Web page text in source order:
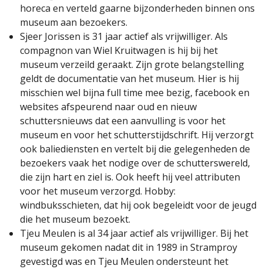
horeca en verteld gaarne bijzonderheden binnen ons
museum aan bezoekers.
Sjeer Jorissen is 31 jaar actief als vrijwilliger. Als
compagnon van Wiel Kruitwagen is hij bij het
museum verzeild geraakt. Zijn grote belangstelling
geldt de documentatie van het museum. Hier is hij
misschien wel bijna full time mee bezig, facebook en
websites afspeurend naar oud en nieuw
schuttersnieuws dat een aanvulling is voor het
museum en voor het schutterstijdschrift. Hij verzorgt
ook baliediensten en vertelt bij die gelegenheden de
bezoekers vaak het nodige over de schutterswereld,
die zijn hart en ziel is. Ook heeft hij veel attributen
voor het museum verzorgd. Hobby:
windbuksschieten, dat hij ook begeleidt voor de jeugd
die het museum bezoekt.
Tjeu Meulen is al 34 jaar actief als vrijwilliger. Bij het
museum gekomen nadat dit in 1989 in Stramproy
gevestigd was en Tjeu Meulen ondersteunt het